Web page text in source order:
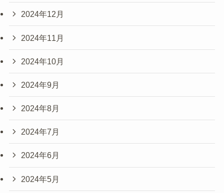
2024年12月
2024年11月
2024年10月
2024年9月
2024年8月
2024年7月
2024年6月
2024年5月